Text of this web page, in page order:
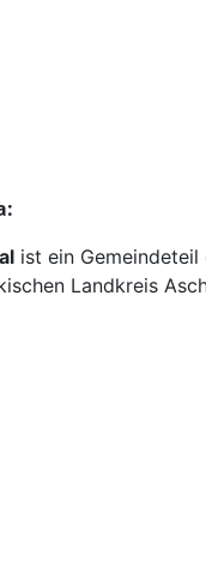
ist ein Gemeindeteil
Landkreis